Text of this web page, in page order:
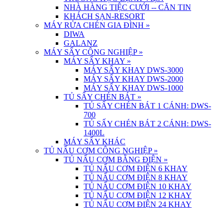
NHÀ HÀNG TIỆC CƯỚI -- CĂN TIN
KHÁCH SẠN-RESORT
MÁY RỬA CHÉN GIA ĐÌNH »
DIWA
GALANZ
MÁY SẤY CÔNG NGHIỆP »
MÁY SẤY KHAY »
MÁY SẤY KHAY DWS-3000
MÁY SẤY KHAY DWS-2000
MÁY SẤY KHAY DWS-1000
TỦ SẤY CHÉN BÁT »
TỦ SẤY CHÉN BÁT 1 CÁNH: DWS-
700
TỦ SẤY CHÉN BÁT 2 CÁNH: DWS-
1400L
MÁY SẤY KHÁC
TỦ NẤU CƠM CÔNG NGHIỆP »
TỦ NẤU CƠM BẰNG ĐIỆN »
TỦ NẤU CƠM ĐIỆN 6 KHAY
TỦ NẤU CƠM ĐIỆN 8 KHAY
TỦ NẤU CƠM ĐIỆN 10 KHAY
TỦ NẤU CƠM ĐIỆN 12 KHAY
TỦ NẤU CƠM ĐIỆN 24 KHAY